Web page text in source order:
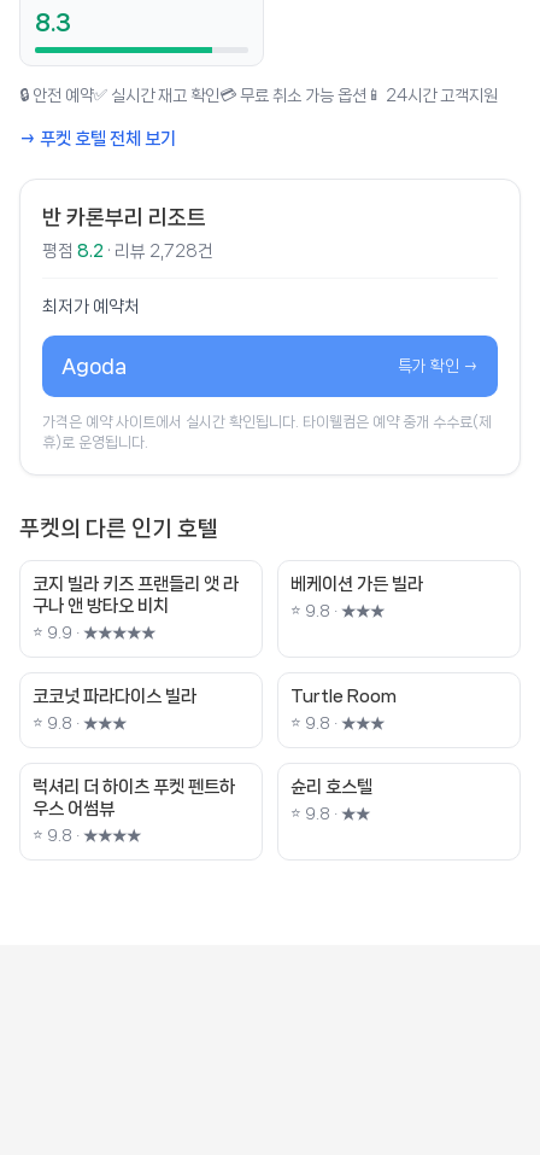
8.3
🔒 안전 예약✅ 실시간 재고 확인 💳 무료 취소 가능 옵션 📱 24시간 고객지원
→ 푸켓 호텔 전체 보기
반 카론부리 리조트
평점 8.2 · 리뷰 2,728건
최저가 예약처
Agoda 특가 확인 →
가격은 예약 사이트에서 실시간 확인됩니다. 타이웰컴은 예약 중개 수수료(제
휴)로 운영됩니다.
푸켓의 다른 인기 호텔
코지 빌라 키즈 프랜들리 앳 라
구나 앤 방타오 비치
⭐ 9.9 · ★★★★★
베케이션 가든 빌라
⭐ 9.8 · ★★★
코코넛 파라다이스 빌라
⭐ 9.8 · ★★★
Turtle Room
⭐ 9.8 · ★★★
럭셔리 더 하이츠 푸켓 펜트하
우스 어썸뷰
⭐ 9.8 · ★★★★
슌리 호스텔
⭐ 9.8 · ★★